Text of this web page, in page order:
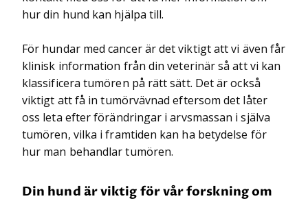
hur din hund kan hjälpa till.
För hundar med cancer är det viktigt att vi även får
klinisk information från din veterinär så att vi kan
klassificera tumören på rätt sätt. Det är också
viktigt att få in tumörvävnad eftersom det låter
oss leta efter förändringar i arvsmassan i själva
tumören, vilka i framtiden kan ha betydelse för
hur man behandlar tumören.
Din hund är viktig för vår forskning om